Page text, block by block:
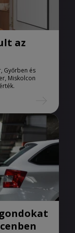
az
Győrben és
Miskolcon